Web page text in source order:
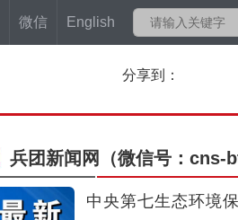
微信 English
分享到：
兵团新闻网 （微信号：cns-
中央第七生态环境